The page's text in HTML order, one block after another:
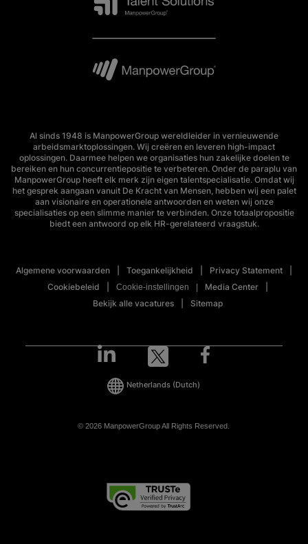
Al sinds 1948 is ManpowerGroup wereldleider in vernieuwende
arbeidsmarktoplossingen. Wij creëren en leveren high-impact
oplossingen. Daarmee helpen we organisaties hun zakelijke doelen te
bereiken en hun concurrentiepositie te verbeteren. Onder de paraplu van
ManpowerGroup heeft elk merk zijn eigen talentspecialisatie. Omdat wij
het gesprek aangaan vanuit De Kracht van Mensen, hebben wij een palet
aan visionaire en operationele antwoorden en weten wij onze
specialisaties op een slimme manier te verbinden. Onze totaalpropositie
biedt een antwoord op elk HR-gerelateerd vraagstuk.
Algemene voorwaarden Toegankelijkheid
Privacy Statement
Cookiebeleid
Cookie-instellingen
Media Center
Bekijk alle vacatures
Sitemap
© 2026 ManpowerGroup All Rights Reserved.
Netherlands (Dutch)